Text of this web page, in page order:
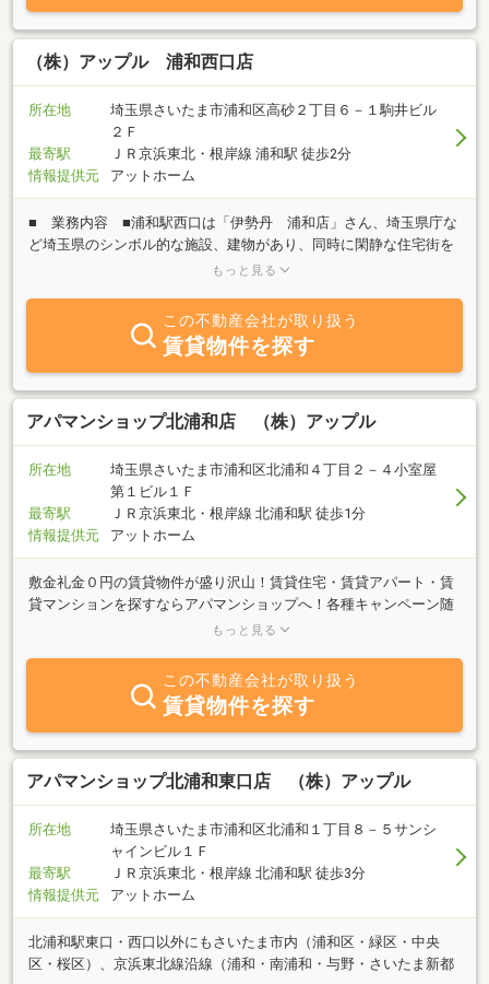
（株）アップル 浦和西口店
所在地
埼玉県さいたま市浦和区高砂２丁目６－１駒井ビル
２Ｆ
最寄駅
ＪＲ京浜東北・根岸線 浦和駅 徒歩2分
情報提供元
アットホーム
■ 業務内容 ■浦和駅西口は「伊勢丹 浦和店」さん、埼玉県庁な
ど埼玉県のシンボル的な施設、建物があり、同時に閑静な住宅街を
併せ持つとても魅力的な顔を持ち人気を博しております。アパマン
もっと見る
この不動産会社が取り扱う
賃貸物件を探す
アパマンショップ北浦和店 （株）アップル
所在地
埼玉県さいたま市浦和区北浦和４丁目２－４小室屋
第１ビル１Ｆ
最寄駅
ＪＲ京浜東北・根岸線 北浦和駅 徒歩1分
情報提供元
アットホーム
敷金礼金０円の賃貸物件が盛り沢山！賃貸住宅・賃貸アパート・賃
貸マンションを探すならアパマンショップへ！各種キャンペーン随
時行っております。当店は地域の物件情報量、最新情報を毎日とり
任せ下さい。埼玉大学の学生様のお部屋も多数用意しております。
お客様のお部屋探しに誠心誠意お答えします。アパマンショップ北
浦和店へお問い合わせご来店お待ちしております！
もっと見る
この不動産会社が取り扱う
賃貸物件を探す
アパマンショップ北浦和東口店 （株）アップル
所在地
埼玉県さいたま市浦和区北浦和１丁目８－５サンシ
ャインビル１Ｆ
最寄駅
ＪＲ京浜東北・根岸線 北浦和駅 徒歩3分
情報提供元
アットホーム
北浦和駅東口・西口以外にもさいたま市内（浦和区・緑区・中央
区・桜区）、京浜東北線沿線（浦和・南浦和・与野・さいたま新都